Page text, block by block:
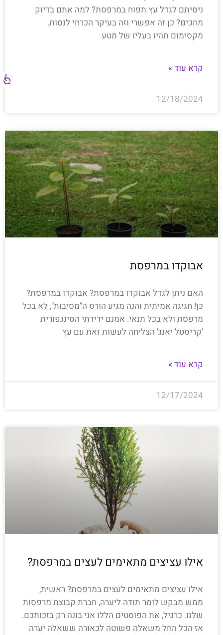
ניסיתם לגדל עץ תפוח במרפסת? למה אתם בדיוק
מחכים? כן זה אפשרי וזה בעיקר הכרחי לנסות.
מקסימום תהיו בעליו של מטע
קרא עוד »
12/18/2024
אבוקדו במרפסת
האם ניתן לגדל אבוקדו במרפסת? אבוקדו במרפסת?
כן! חגיגה אמיתית והנה מגיע הורס ה"מסיבות", לא בכל
מרפסת ולא בכל תנאי. אמנם ידידתי הסינגפורית
'קריסטל יאנג' הצליחה לעשות זאת עם עץ
קרא עוד »
12/17/2024
אילו עציצים מתאימים לעצים במרפסת?
אילו עציצים מתאימים לעצים במרפסת? ראשית,
ממש מבקש לומר תודה ליערה, חברת קבוצת מרפסות
שלנו. כרגיל, את הפוסטים הללו אני בונה רק בזכותכם.
אז הכל החל משאלה פשוטה לכאורה ששאלה יערה